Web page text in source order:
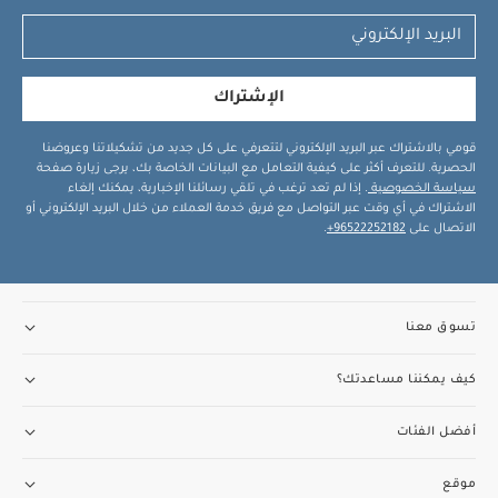
الإشتراك
قومي بالاشتراك عبر البريد الإلكتروني لتتعرفي على كل جديد من تشكيلاتنا وعروضنا
الحصرية. للتعرف أكثر على كيفية التعامل مع البيانات الخاصة بك، يرجى زيارة صفحة
سياسة الخصوصية . إذا لم تعد ترغب في تلقي رسائلنا الإخبارية، يمكنك إلغاء
الاشتراك في أي وقت عبر التواصل مع فريق خدمة العملاء من خلال البريد الإلكتروني أو
الاتصال على 96522252182+
.
تسوق معنا
كيف يمكننا مساعدتك؟
أفضل الفئات
موقع